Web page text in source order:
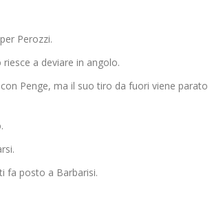
Perozzi.
a deviare in angolo.
Penge, ma il suo tiro da fuori viene parato
fa posto a Barbarisi.